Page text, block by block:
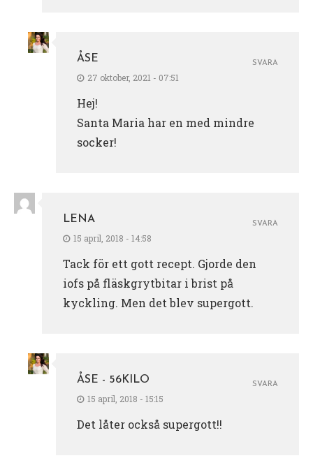
ÅSE
27 oktober, 2021 - 07:51
Hej!
Santa Maria har en med mindre
socker!
SVARA
LENA
15 april, 2018 - 14:58
Tack för ett gott recept. Gjorde den
iofs på fläskgrytbitar i brist på
kyckling. Men det blev supergott.
SVARA
ÅSE - 56KILO
15 april, 2018 - 15:15
Det låter också supergott!!
SVARA